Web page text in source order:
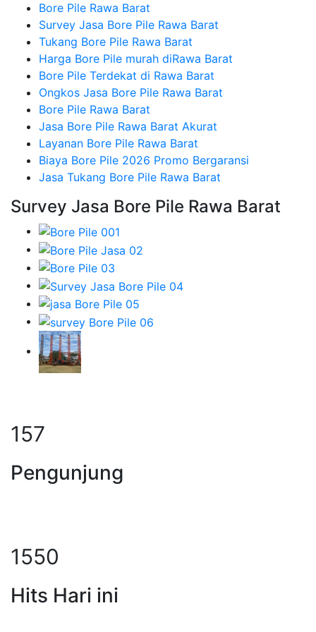
Bore Pile Rawa Barat
Survey Jasa Bore Pile Rawa Barat
Tukang Bore Pile Rawa Barat
Harga Bore Pile murah diRawa Barat
Bore Pile Terdekat di Rawa Barat
Ongkos Jasa Bore Pile Rawa Barat
Bore Pile Rawa Barat
Jasa Bore Pile Rawa Barat Akurat
Layanan Bore Pile Rawa Barat
Biaya Bore Pile 2026 Promo Bergaransi
Jasa Tukang Bore Pile Rawa Barat
Survey Jasa Bore Pile Rawa Barat
201
Pengunjung
1983
Hits Hari ini